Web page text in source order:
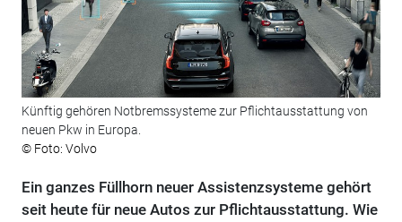
Künftig gehören Notbremssysteme zur Pflichtausstattung von
neuen Pkw in Europa.
© Foto: Volvo
Ein ganzes Füllhorn neuer Assistenzsysteme gehört
seit heute für neue Autos zur Pflichtausstattung. Wie